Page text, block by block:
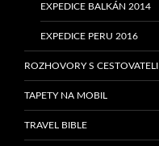
EXPEDICE BALKÁN 2014
EXPEDICE PERU 2016
ROZHOVORY S CESTOVATELI
TAPETY NA MOBIL
TRAVEL BIBLE